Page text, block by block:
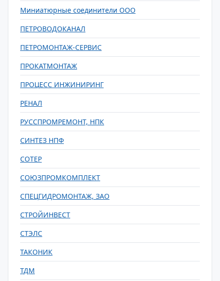
Миниатюрные соединители ООО
ПЕТРОВОДОКАНАЛ
ПЕТРОМОНТАЖ-СЕРВИС
ПРОКАТМОНТАЖ
ПРОЦЕСС ИНЖИНИРИНГ
РЕНАЛ
РУССПРОМРЕМОНТ, НПК
СИНТЕЗ НПФ
СОТЕР
СОЮЗПРОМКОМПЛЕКТ
СПЕЦГИДРОМОНТАЖ, ЗАО
СТРОЙИНВЕСТ
СТЭЛС
ТАКОНИК
ТДМ